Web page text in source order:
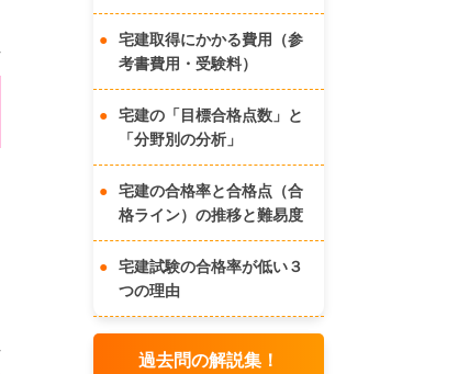
宅建取得にかかる費用（参
考書費用・受験料）
宅建の「目標合格点数」と
「分野別の分析」
宅建の合格率と合格点（合
格ライン）の推移と難易度
宅建試験の合格率が低い３
つの理由
過去問の解説集！